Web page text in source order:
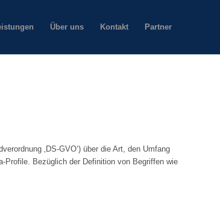
Über uns Kontakt Partner
‚DS-GVO‘) über die Art, den Umfang
Profile. Bezüglich der Definition von Begriffen wie